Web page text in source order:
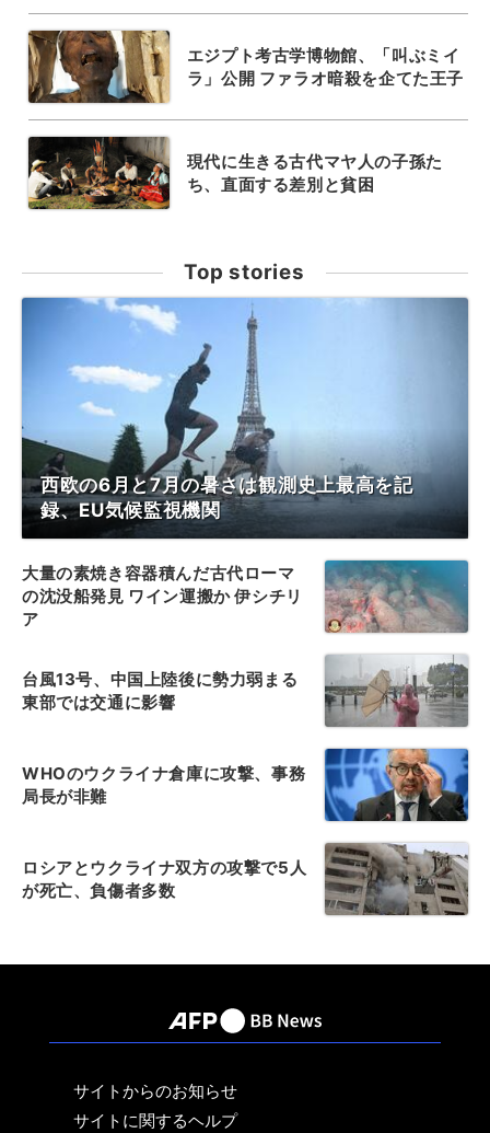
エジプト考古学博物館、「叫ぶミイ
ラ」公開 ファラオ暗殺を企てた王子
現代に生きる古代マヤ人の子孫た
ち、直面する差別と貧困
Top stories
西欧の6月と7月の暑さは観測史上最高を記
録、EU気候監視機関
大量の素焼き容器積んだ古代ローマ
の沈没船発見 ワイン運搬か 伊シチリ
ア
台風13号、中国上陸後に勢力弱まる
東部では交通に影響
WHOのウクライナ倉庫に攻撃、事務
局長が非難
ロシアとウクライナ双方の攻撃で5人
が死亡、負傷者多数
サイトからのお知らせ
サイトに関するヘルプ